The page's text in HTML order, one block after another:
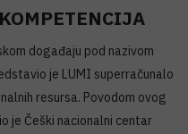
događaju pod nazivom
je LUMI superračunalo
resursa. Povodom ovog
je Češki nacionalni centar